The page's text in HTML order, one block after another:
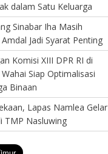
dalam Satu Keluarga
Sinabar Iha Masih
Jadi Syarat Penting
Komisi XIII DPR RI di
Siap Optimalisasi
Binaan
Lapas Namlea Gelar
TMP Nasluwing